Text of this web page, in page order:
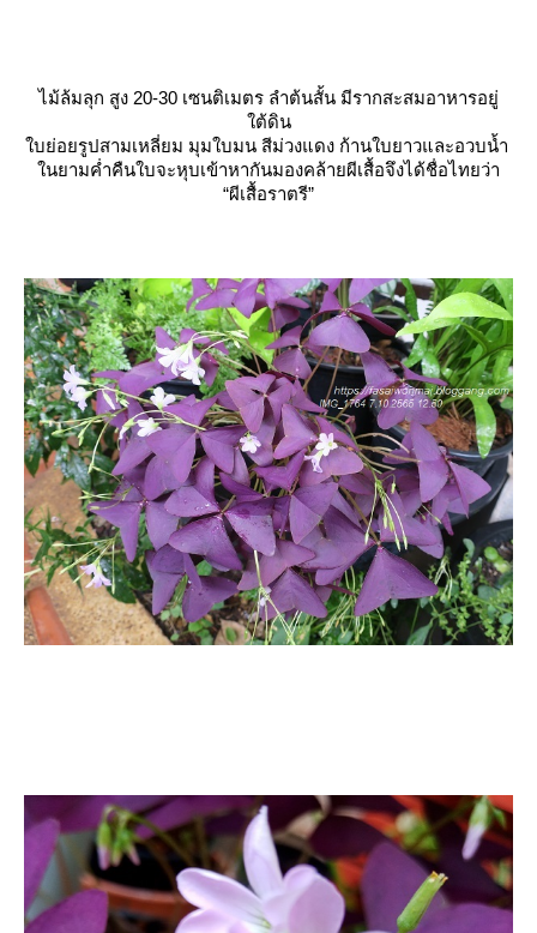
ไม้ล้มลุก สูง 20-30 เซนติเมตร ลำต้นสั้น มีรากสะสมอาหารอยู่
ต้ดิน
บย่อยรูปสามเหลี่ยม มุมใบมน สีม่วงแดง ก้านใบยาวและอวบน้ำ
นยามค่ำคืนใบจะหุบเข้าหากันมองคล้ายผีเสื้อจึงได้ชื่อไทยว่า
“ผีเสื้อราตรี”